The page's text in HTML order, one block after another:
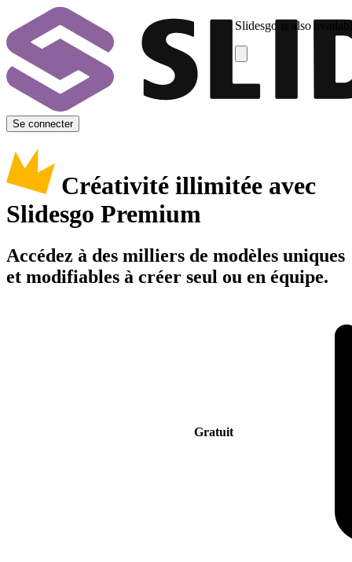
Slidesgo is also
Se connecter
Créativité illimitée avec
Slidesgo Premium
Accédez à des milliers de modèles uniques
et modifiables à créer seul ou en équipe.
Gratuit